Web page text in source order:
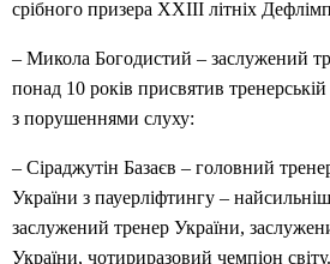
срібного призера ХХІІІ літніх
– Микола Богодистий – заслужений
понад 10 років присвятив
з порушеннями слуху:
– Сіраджутін Базаєв – головний
України з пауерліфтингу –
заслужений тренер України,
України, чотириразовий чемпіон світу.